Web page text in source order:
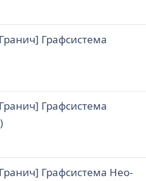
Графсистема
Графсистема
Графсистема Нео-